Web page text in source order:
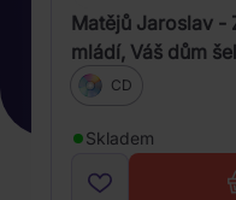
Matějů Jaroslav -
mládí, Váš dům
CD
Skladem